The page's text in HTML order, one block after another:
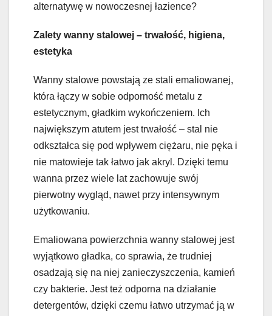
alternatywę w nowoczesnej łazience?
Zalety wanny stalowej – trwałość, higiena,
estetyka
Wanny stalowe powstają ze stali emaliowanej,
która łączy w sobie odporność metalu z
estetycznym, gładkim wykończeniem. Ich
największym atutem jest trwałość – stal nie
odkształca się pod wpływem ciężaru, nie pęka i
nie matowieje tak łatwo jak akryl. Dzięki temu
wanna przez wiele lat zachowuje swój
pierwotny wygląd, nawet przy intensywnym
użytkowaniu.
Emaliowana powierzchnia wanny stalowej jest
wyjątkowo gładka, co sprawia, że trudniej
osadzają się na niej zanieczyszczenia, kamień
czy bakterie. Jest też odporna na działanie
detergentów, dzięki czemu łatwo utrzymać ją w